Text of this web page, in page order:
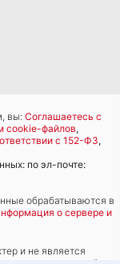
вы: Соглашаетесь с
cookie-файлов,
с 152-ФЗ,
по эл-почте:
обрабатываются в
о сервере и
и не является